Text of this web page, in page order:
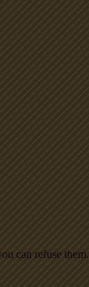
can refuse them.